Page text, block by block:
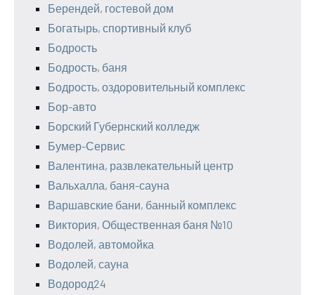
Берендей, гостевой дом
Богатырь, спортивный клуб
Бодрость
Бодрость, баня
Бодрость, оздоровительный комплекс
Бор-авто
Борский Губернский колледж
Бумер-Сервис
Валентина, развлекательный центр
Вальхалла, баня-сауна
Варшавские бани, банный комплекс
Виктория, Общественная баня №10
Водолей, автомойка
Водолей, сауна
Водород24